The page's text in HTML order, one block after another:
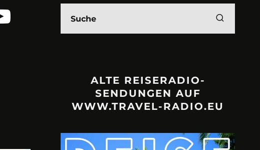
ALTE REISERADIO-
SENDUNGEN AUF
WWW.TRAVEL-RADIO.EU